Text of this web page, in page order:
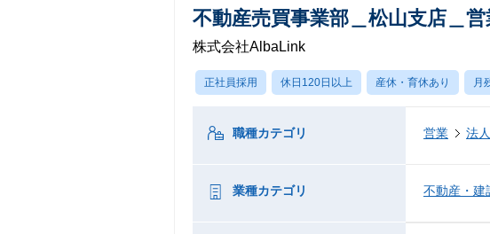
不動産売買事業部＿松山支店＿
株式会社AlbaLink
正社員採用 休日120日以上 産休・育休あり 月
職種カテゴリ 営業 法
業種カテゴリ 不動産・建